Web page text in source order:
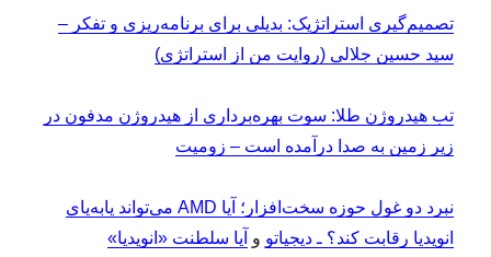
تصمیم‌گیری استراتژیک: بدیلی برای برنامه‌ریزی و تفکر –
سید حسین جلالی (روایت من از استراتژی)
تب هیدروژن طلا: سوت بهره‌برداری از هیدروژن مدفون در
زیر زمین به صدا درآمده است – زومیت
نبرد دو غول حوزه سخت‌افزار؛ آیا AMD می‌تواند پابه‌پای
انویدیا رقابت کند؟ ـ دیجیاتو و آیا سلطنت «انویدیا»